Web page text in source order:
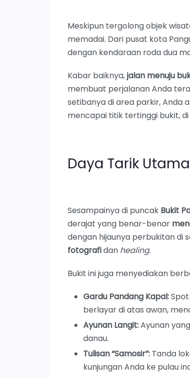
Meskipun tergolong objek
memadai. Dari pusat kota
dengan kendaraan roda dua
Kabar baiknya,jalan menuju
membuat perjalanan Anda
setibanya di area parkir, Anda
mencapai titik tertinggi bukit,
Daya Tarik
Sesampainya di puncak Bukit
derajat yang benar-benar
dengan hijaunya perbukitan di
fotografidan healing.
Bukit ini juga menyediakan
Gardu Pandang Kapal:
berlayar di atas awan,
Ayunan Langit:Ayunan
danau.
Tulisan “Samosir”: Tanda
kunjungan Anda ke pulau